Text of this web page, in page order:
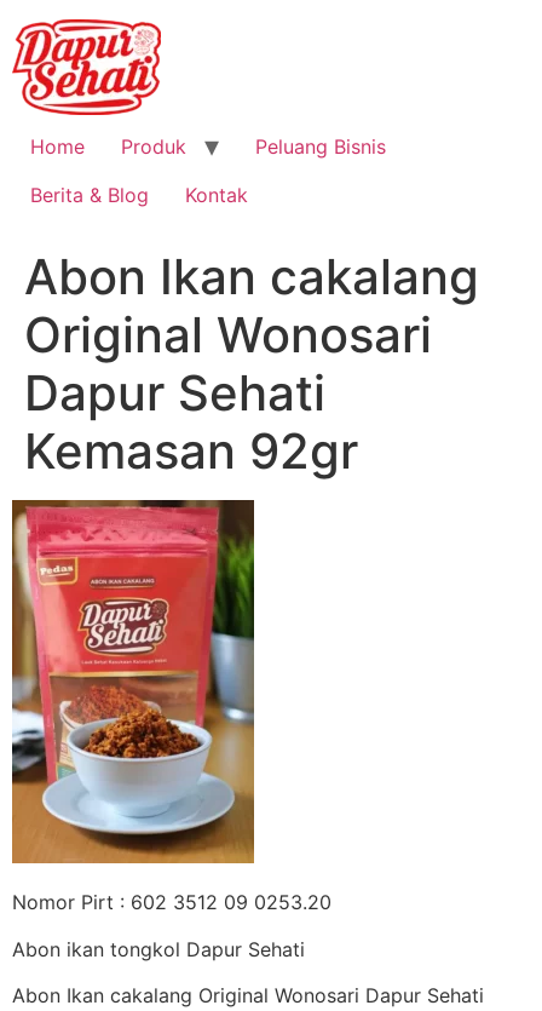
Home Produk
Peluang Bisnis
Berita & Blog
Kontak
Abon Ikan cakalang
Original Wonosari
Dapur Sehati
Kemasan 92gr
Nomor Pirt : 602 3512 09 0253.20
Abon ikan tongkol Dapur Sehati
Abon Ikan cakalang Original Wonosari Dapur Sehati